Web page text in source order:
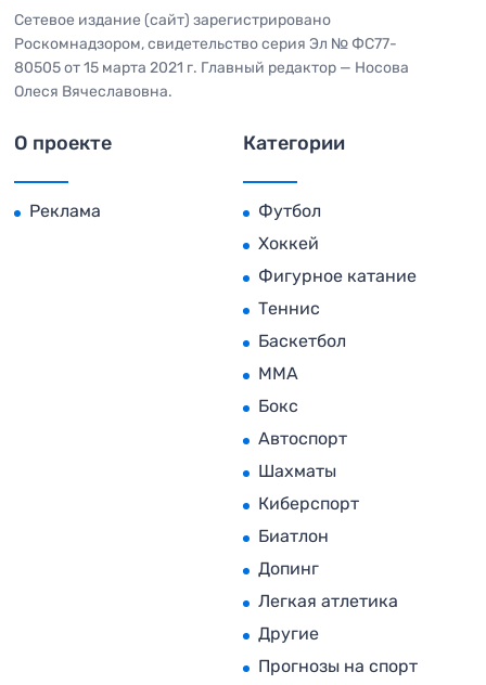
Сетевое издание (сайт) зарегистрировано
Роскомнадзором, свидетельство серия Эл № ФС77-
80505 от 15 марта 2021 г. Главный редактор — Носова
Олеся Вячеславовна.
О проекте
Реклама
Категории
Футбол
Хоккей
Фигурное катание
Теннис
Баскетбол
MMA
Бокс
Автоспорт
Шахматы
Киберспорт
Биатлон
Допинг
Легкая атлетика
Другие
Прогнозы на спорт